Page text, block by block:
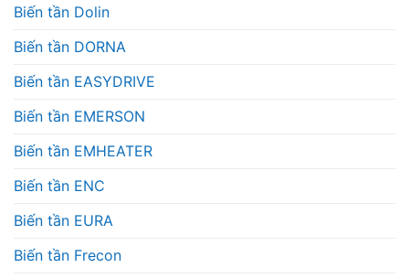
Biến tần Dolin
Biến tần DORNA
Biến tần EASYDRIVE
Biến tần EMERSON
Biến tần EMHEATER
Biến tần ENC
Biến tần EURA
Biến tần Frecon